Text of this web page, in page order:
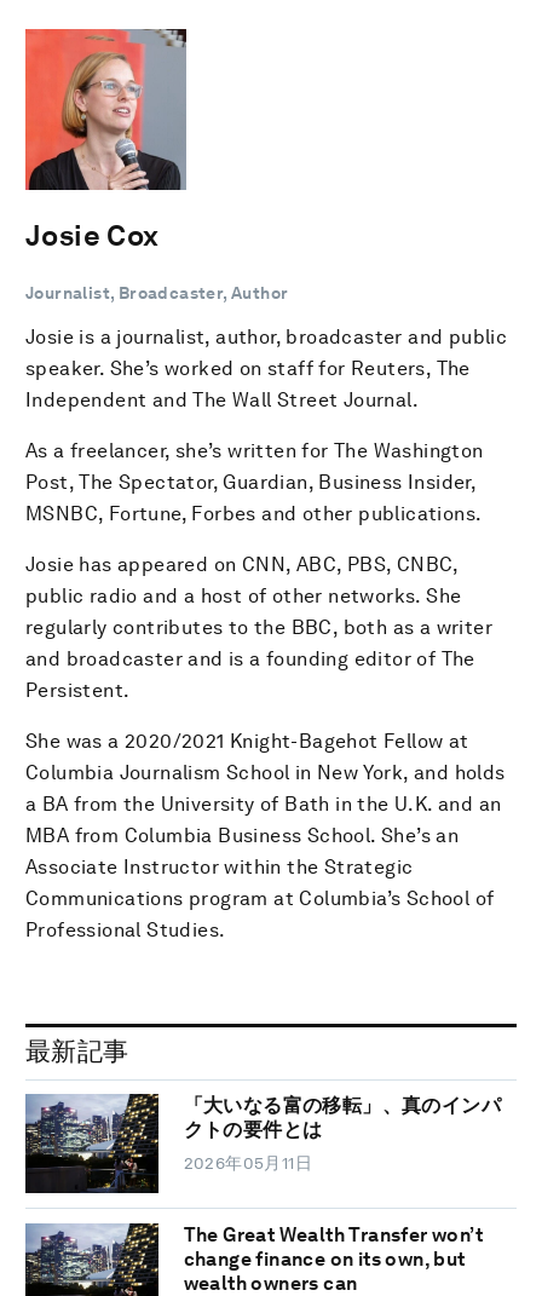
Josie Cox
Journalist, Broadcaster, Author
Josie is a journalist, author, broadcaster and public
speaker. She’s worked on staff for Reuters, The
Independent and The Wall Street Journal.
As a freelancer, she’s written for The Washington
Post, The Spectator, Guardian, Business Insider,
MSNBC, Fortune, Forbes and other publications.
Josie has appeared on CNN, ABC, PBS, CNBC,
public radio and a host of other networks. She
regularly contributes to the BBC, both as a writer
and broadcaster and is a founding editor of The
Persistent.
She was a 2020/2021 Knight-Bagehot Fellow at
Columbia Journalism School in New York, and holds
a BA from the University of Bath in the U.K. and an
MBA from Columbia Business School. She’s an
Associate Instructor within the Strategic
Communications program at Columbia’s School of
Professional Studies.
最新記事
「大いなる富の移転」、真のインパ
クトの要件とは
2026年05月11日
The Great Wealth Transfer won’t
change finance on its own, but
wealth owners can